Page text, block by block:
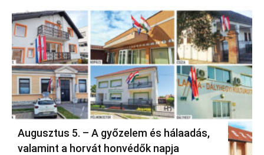
Augusztus 5. – A győzelem és hálaadás,
valamint a horvát honvédők napja